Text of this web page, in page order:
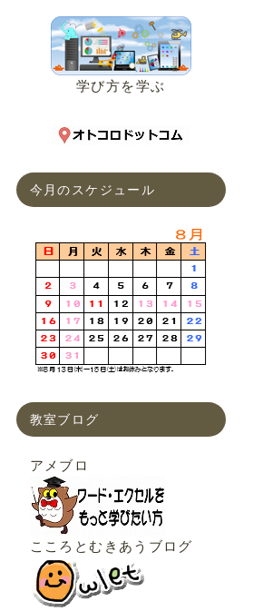
学び方を学ぶ
今月のスケジュール
教室ブログ
アメブロ
こころとむきあうブログ